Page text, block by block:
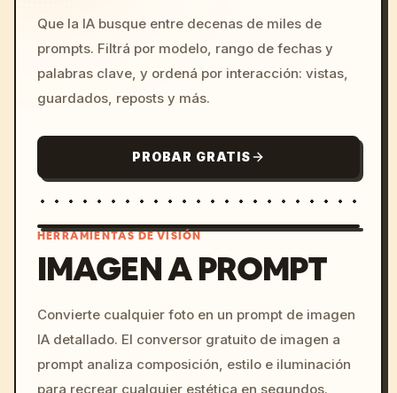
Que la IA busque entre decenas de miles de
prompts. Filtrá por modelo, rango de fechas y
palabras clave, y ordená por interacción: vistas,
guardados, reposts y más.
PROBAR GRATIS
c, cyberpunk sunset, neon
colors, 8k --v 6.0
HERRAMIENTAS DE VISIÓN
IMAGEN A PROMPT
Convierte cualquier foto en un prompt de imagen
IA detallado. El conversor gratuito de imagen a
prompt analiza composición, estilo e iluminación
para recrear cualquier estética en segundos.